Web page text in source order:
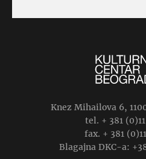
Knez Mihailova 6,
tel. + 381
fax. + 381
Blagajna DKC-a: